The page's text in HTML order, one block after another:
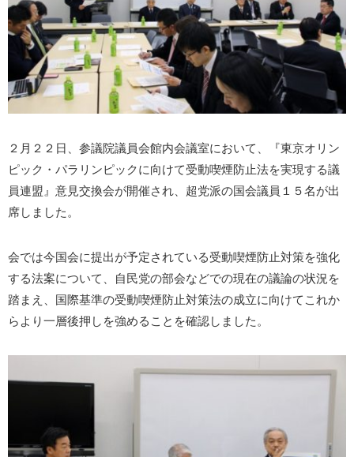
２月２２日、参議院議員会館内会議室において、『東京オリン
ピック・パラリンピックに向けて受動喫煙防止法を実現する議
員連盟』意見交換会が開催され、超党派の国会議員１５名が出
席しました。
会では今国会に提出が予定されている受動喫煙防止対策を強化
する法案について、自民党の部会などでの現在の議論の状況を
踏まえ、国際基準の受動喫煙防止対策法の成立に向けてこれか
らより一層後押しを強めることを確認しました。